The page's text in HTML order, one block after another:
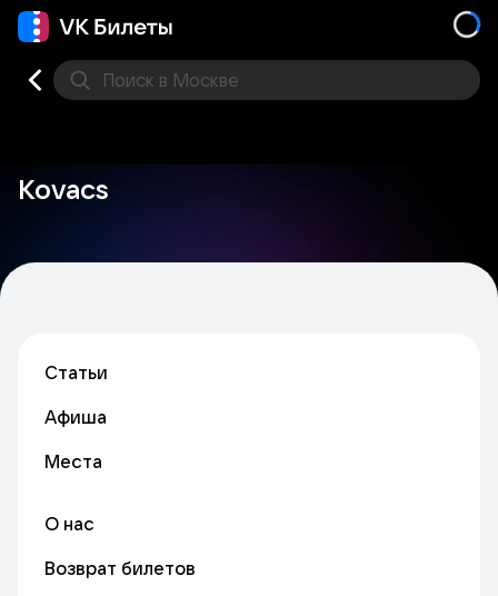
Поиск в Москве
Kovacs
Статьи
Афиша
Места
О нас
Возврат билетов